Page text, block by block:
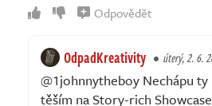
Odpovědět
OdpadKreativity úterý, 2. 6.
@1johnnytheboy Nechápu
těším na Story-rich Showcase